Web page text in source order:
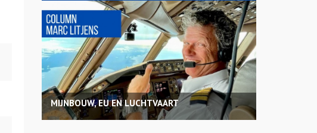
MIJNBOUW, EU EN LUCHTVAART